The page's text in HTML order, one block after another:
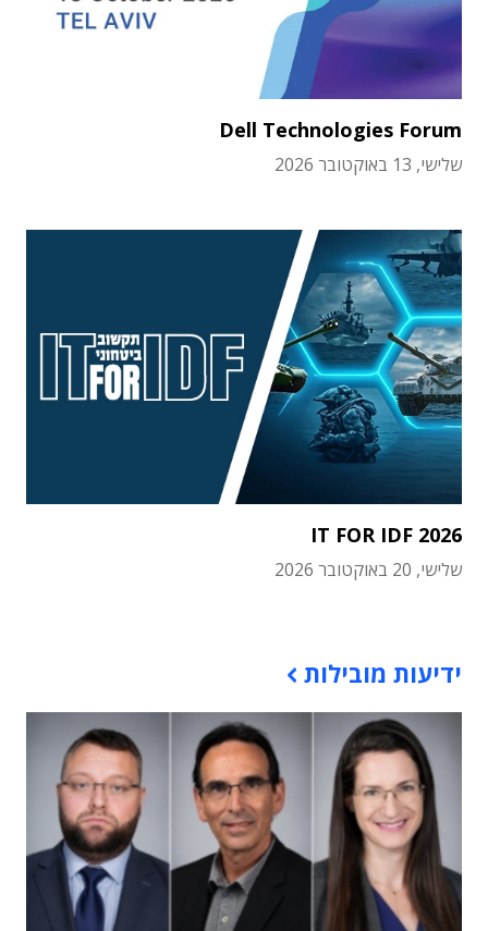
Dell Technologies Forum
שלישי, 13 באוקטובר 2026
IT FOR IDF 2026
שלישי, 20 באוקטובר 2026
ידיעות מובילות